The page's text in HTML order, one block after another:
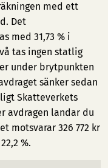
med ett
Det
med 31,73 % i
tas ingen statlig
under brytpunkten
sänker sedan
Skatteverkets
avdragen landar du
motsvarar 326 772 kr
%.